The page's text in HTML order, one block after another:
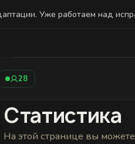
28
Статистика
Статистика
На этой странице вы
Уже работаем над